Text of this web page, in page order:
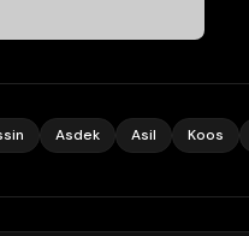
Asdek Asil Koos